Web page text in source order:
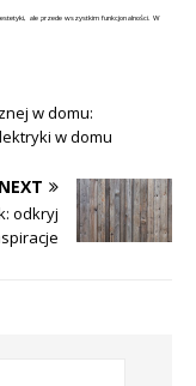
ale przede wszystkim funkcjonalności. W
w domu:
w domu
NEXT
odkryj